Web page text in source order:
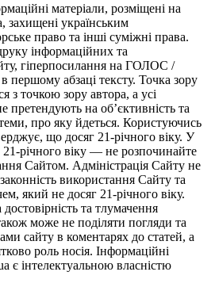
матеріали, розміщені на
українським
право та інші суміжні права.
інформаційних та
гіперпосилання на ГОЛОС /
першому абзаці тексту. Точка зору
з точкою зору автора, а усі
претендують на об’єктивність та
теми, про яку йдеться. Користуючись
що досяг 21-річного віку. У
річного віку — не розпочинайте
Сайтом. Адміністрація Сайту не
використання Сайту та
який не досяг 21-річного віку.
достовірність та тлумачення
може не поділяти погляди та
сайту в коментарях до статей, а
роль носія. Інформаційні
є інтелектуальною власністю